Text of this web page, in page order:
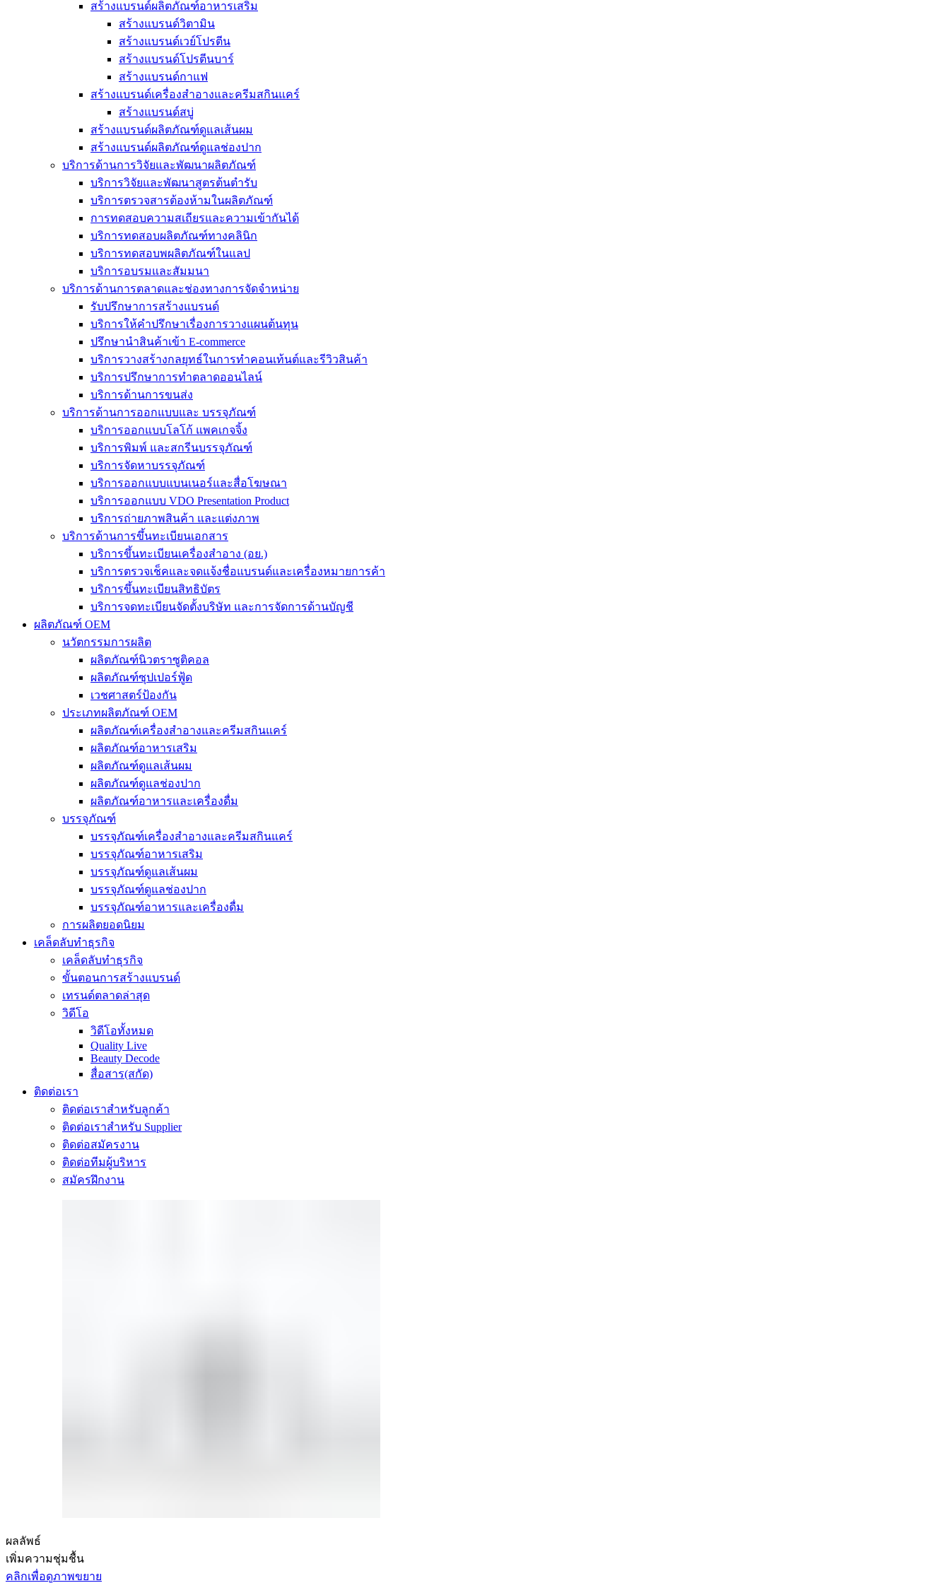
สร้างแบรนด์ผลิตภัณฑ์อาหารเสริม
สร้างแบรนด์วิตามิน
สร้างแบรนด์เวย์โปรตีน
สร้างแบรนด์โปรตีนบาร์
สร้างแบรนด์กาแฟ
สร้างแบรนด์เครื่องสำอางและครีมสกินแคร์
สร้างแบรนด์สบู่
สร้างแบรนด์ผลิตภัณฑ์ดูแลเส้นผม
สร้างแบรนด์ผลิตภัณฑ์ดูแลช่องปาก
บริการด้านการวิจัยและพัฒนาผลิตภัณฑ์
บริการวิจัยและพัฒนาสูตรต้นตำรับ
บริการตรวจสารต้องห้ามในผลิตภัณฑ์
การทดสอบความสเถียรและความเข้ากันได้
บริการทดสอบผลิตภัณฑ์ทางคลินิก
บริการทดสอบพผลิตภัณฑ์ในแลป
บริการอบรมและสัมมนา
บริการด้านการตลาดและช่องทางการจัดจำหน่าย
รับปรึกษาการสร้างแบรนด์
บริการให้คำปรึกษาเรื่องการวางแผนต้นทุน
ปรึกษานำสินค้าเข้า E-commerce
บริการวางสร้างกลยุทธ์ในการทำคอนเท้นต์และรีวิวสินค้า
บริการปรึกษาการทำตลาดออนไลน์
บริการด้านการขนส่ง
บริการด้านการออกแบบและ บรรจุภัณฑ์
บริการออกแบบโลโก้ แพคเกจจิ้ง
บริการพิมพ์ และสกรีนบรรจุภัณฑ์
บริการจัดหาบรรจุภัณฑ์
บริการออกแบบแบนเนอร์และสื่อโฆษณา
บริการออกแบบ VDO Presentation Product
บริการถ่ายภาพสินค้า และแต่งภาพ
บริการด้านการขึ้นทะเบียนเอกสาร
บริการขึ้นทะเบียนเครื่องสำอาง (อย.)
บริการตรวจเช็คและจดแจ้งชื่อแบรนด์และเครื่องหมายการค้า
บริการขึ้นทะเบียนสิทธิบัตร
บริการจดทะเบียนจัดตั้งบริษัท และการจัดการด้านบัญชี
ผลิตภัณฑ์ OEM
นวัตกรรมการผลิต
ผลิตภัณฑ์นิวตราซูติคอล
ผลิตภัณฑ์ซุปเปอร์ฟู้ด
เวชศาสตร์ป้องกัน
ประเภทผลิตภัณฑ์ OEM
ผลิตภัณฑ์เครื่องสำอางและครีมสกินแคร์
ผลิตภัณฑ์อาหารเสริม
ผลิตภัณฑ์ดูแลเส้นผม
ผลิตภัณฑ์ดูแลช่องปาก
ผลิตภัณฑ์อาหารและเครื่องดื่ม
บรรจุภัณฑ์
บรรจุภัณฑ์เครื่องสำอางและครีมสกินแคร์
บรรจุภัณฑ์อาหารเสริม
บรรจุภัณฑ์ดูแลเส้นผม
บรรจุภัณฑ์ดูแลช่องปาก
บรรจุภัณฑ์อาหารและเครื่องดื่ม
การผลิตยอดนิยม
เคล็ดลับทำธุรกิจ
เคล็ดลับทำธุรกิจ
ขั้นตอนการสร้างแบรนด์
เทรนด์ตลาดล่าสุด
วิดีโอ
วิดีโอทั้งหมด
Quality Live
Beauty Decode
สื่อสาร(สกัด)
ติดต่อเรา
ติดต่อเราสำหรับลูกค้า
ติดต่อเราสำหรับ Supplier
ติดต่อสมัครงาน
ติดต่อทีมผู้บริหาร
สมัครฝึกงาน
ผลลัพธ์
เพิ่มความชุ่มชื้น
คลิกเพื่อดูภาพขยาย